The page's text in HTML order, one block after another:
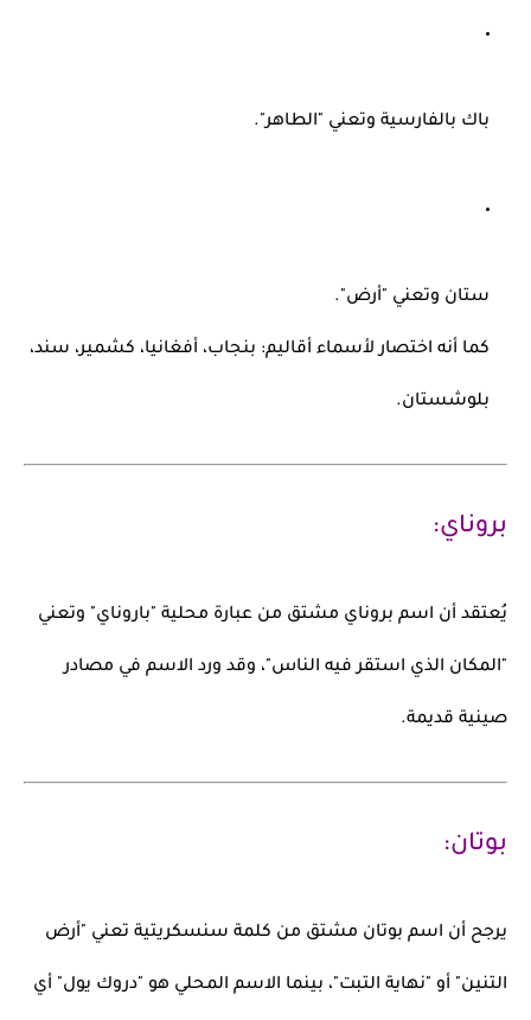
باك بالفارسية وتعني "الطاهر".
ستان وتعني "أرض".
كما أنه اختصار لأسماء أقاليم: بنجاب، أفغانيا، كشمير، سند،
بلوشستان.
بروناي:
يُعتقد أن اسم بروناي مشتق من عبارة محلية "باروناي" وتعني
"المكان الذي استقر فيه الناس"، وقد ورد الاسم في مصادر
صينية قديمة.
بوتان:
يرجح أن اسم بوتان مشتق من كلمة سنسكريتية تعني "أرض
التنين" أو "نهاية التبت"، بينما الاسم المحلي هو "دروك يول" أي